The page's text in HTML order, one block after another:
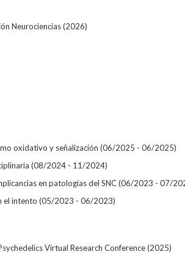
Neurociencias (2026)
oxidativo y señalización (06/2025 - 06/2025)
(08/2024 - 11/2024)
en patologias del SNC(06/2023 - 07/
el intento (05/2023 - 06/2023)
Virtual Research Conference(2025)